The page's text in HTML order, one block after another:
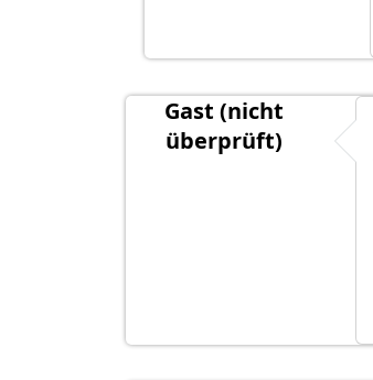
Gast (nicht
überprüft)